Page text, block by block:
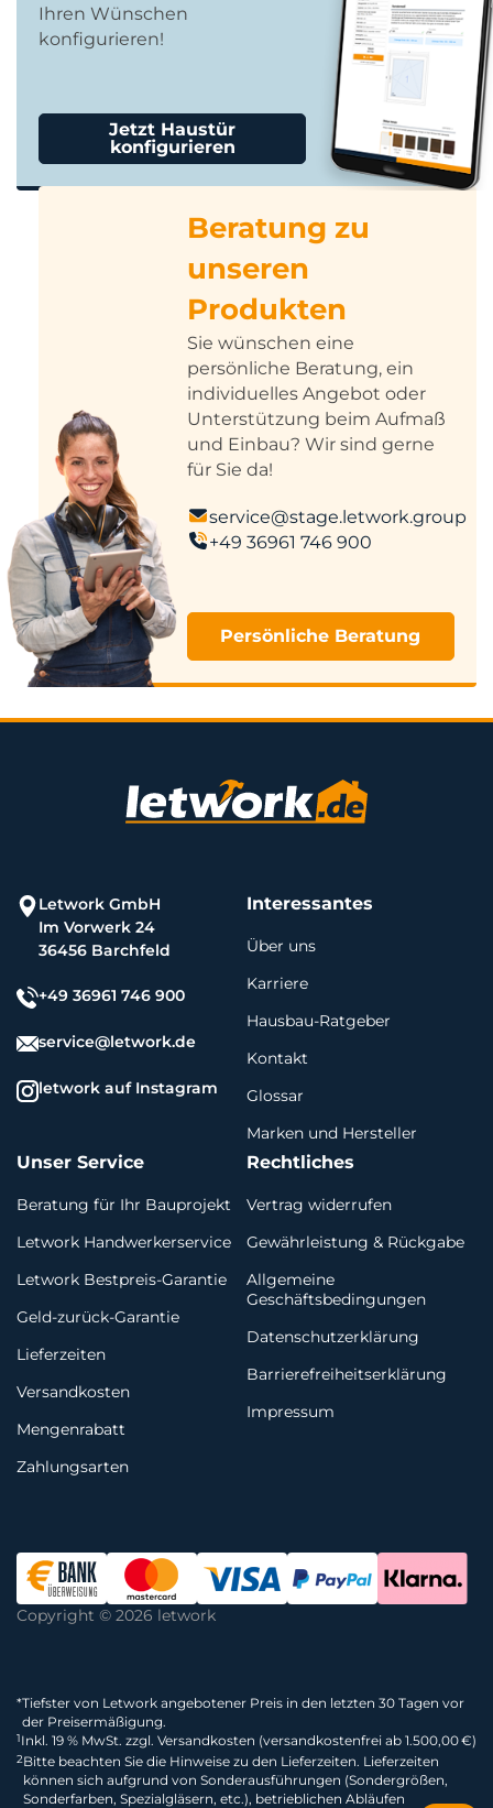
Ihren Wünschen
konfigurieren!
Jetzt Haustür
konfigurieren
Beratung zu
unseren
Produkten
Sie wünschen eine
persönliche Beratung, ein
individuelles Angebot oder
Unterstützung beim Aufmaß
und Einbau? Wir sind gerne
für Sie da!
service@stage.letwork.group
+49 36961 746 900
Persönliche Beratung
Letwork GmbH
Im Vorwerk 24
36456 Barchfeld
+49 36961 746 900
service@letwork.de
letwork auf Instagram
Interessantes
Über uns
Karriere
Hausbau-Ratgeber
Kontakt
Glossar
Marken und Hersteller
Unser Service
Beratung für Ihr Bauprojekt
Letwork Handwerkerservice
Letwork Bestpreis-Garantie
Geld-zurück-Garantie
Lieferzeiten
Versandkosten
Mengenrabatt
Zahlungsarten
Rechtliches
Vertrag widerrufen
Gewährleistung & Rückgabe
Allgemeine
Geschäftsbedingungen
Datenschutzerklärung
Barrierefreiheitserklärung
Impressum
Copyright © 2026 letwork
*Tiefster von Letwork angebotener Preis in den letzten 30 Tagen vor
der Preisermäßigung.
1Inkl. 19 % MwSt. zzgl. Versandkosten (versandkostenfrei ab 1.500,00 €)
2Bitte beachten Sie die Hinweise zu den Lieferzeiten. Lieferzeiten
können sich aufgrund von Sonderausführungen (Sondergrößen,
Sonderfarben, Spezialgläsern, etc.), betrieblichen Abläufen